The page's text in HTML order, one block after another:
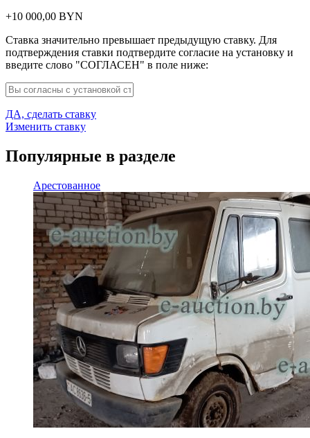
+10 000,00 BYN
Ставка значительно превышает предыдущую ставку. Для
подтверждения ставки подтвердите согласие на установку и
введите слово "СОГЛАСЕН" в поле ниже:
ДА, сделать ставку
Изменить ставку
Популярные в разделе
Арестованное